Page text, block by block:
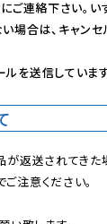
ご連絡下さい。
場合は、キャンセ
を送信しています
返送されてきた
注意ください。